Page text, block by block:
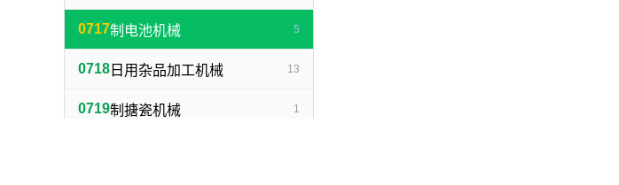
0717制电池机械 5
0718 日用杂品加工机械 13
0719制搪瓷机械 1